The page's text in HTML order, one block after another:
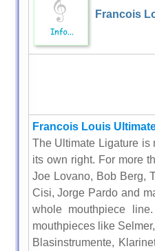
Francois
Francois Louis
The Ultimate Ligature is
its own right. For more
Joe Lovano, Bob Berg,
Cisi, Jorge Pardo and
whole mouthpiece
mouthpieces like
Blasinstrumente,